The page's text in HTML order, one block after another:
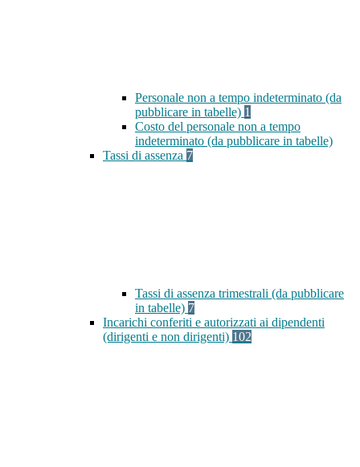
Personale non a tempo indeterminato (da
pubblicare in tabelle) 1
Costo del personale non a tempo
indeterminato (da pubblicare in tabelle)
Tassi di assenza 7
Tassi di assenza trimestrali (da pubblicare
in tabelle) 7
Incarichi conferiti e autorizzati ai dipendenti
(dirigenti e non dirigenti) 102